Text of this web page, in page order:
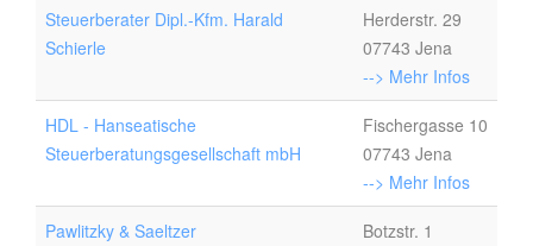
Steuerberater Dipl.-Kfm. Harald
Schierle
Herderstr. 29
07743 Jena
--> Mehr Infos
HDL - Hanseatische
Steuerberatungsgesellschaft mbH
Fischergasse 10
07743 Jena
--> Mehr Infos
Pawlitzky & Saeltzer
Botzstr. 1